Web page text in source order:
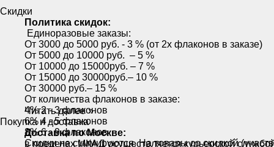
Скидки
Политика скидок:
Единоразовые заказы:
От 3000 до 5000 руб. - 3 % (от 2х флаконов в заказе)
От 5000 до 10000 руб. – 5 %
От 10000 до 15000руб. – 7 %
От 15000 до 30000руб.– 10 %
От 30000 руб.– 15 %
От количества флаконов в заказе:
4% 2 - 3 флаконов
6% 4 - 5 флаконов
8% 6 - 9 флаконов
Скидки не суммируются. На товары со скидкой
Читать далее »
Покупка и доставка
Доставка по Москве:
в пределах МКАД осуществляется курьерской